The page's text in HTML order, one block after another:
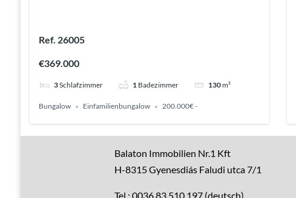
Ref. 26005
€369.000
3Schlafzimmer 1 Badezimmer 130m²
Bungalow Einfamilienbungalow 200.000€ -
Balaton Immobilien Nr.1 Kft
H-8315 Gyenesdiás Faludi utca 7/1
Tel.: 0036 83 510 197 (deutsch)